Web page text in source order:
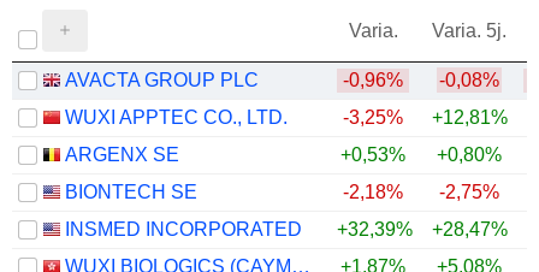
Varia. Varia. 5j.
AVACTA GROUP PLC
-0,96% -0,08%
WUXI APPTEC CO., LTD.
-3,25% +12,81%
ARGENX SE
+0,53% +0,80%
BIONTECH SE
-2,18% -2,75%
INSMED INCORPORATED
+32,39% +28,47%
WUXI BIOLOGICS (CAYMAN) INC.
+1,87% +5,08%